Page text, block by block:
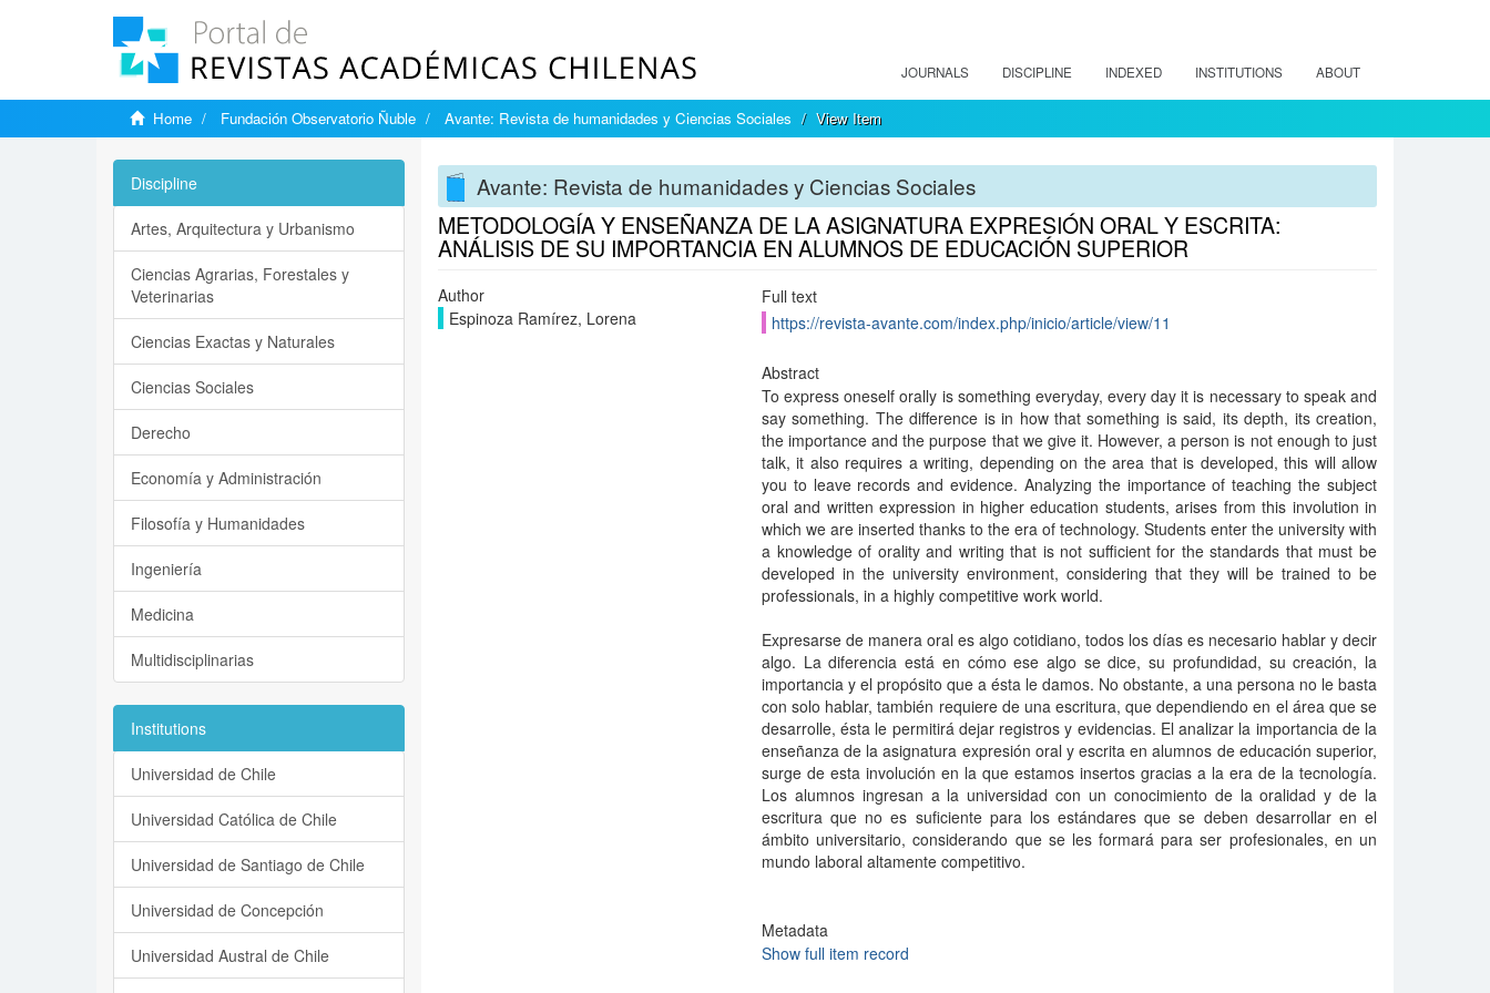
JOURNALS DISCIPLINE INDEXED INSTITUTIONS ABOUT
Home Fundación Observatorio Ñuble Avante: Revista de humanidades y Ciencias Sociales View Item
Avante: Revista de humanidades y Ciencias Sociales
METODOLOGÍA Y ENSEÑANZA DE LA ASIGNATURA EXPRESIÓN ORAL Y ESCRITA:
ANÁLISIS DE SU IMPORTANCIA EN ALUMNOS DE EDUCACIÓN SUPERIOR
Author
Espinoza Ramírez, Lorena
Full text
https://revista-avante.com/index.php/inicio/article/view/11
Abstract
To express oneself orally is something everyday, every day it is necessary to speak and
say something. The difference is in how that something is said, its depth, its creation,
the importance and the purpose that we give it. However, a person is not enough to just
talk, it also requires a writing, depending on the area that is developed, this will allow
you to leave records and evidence. Analyzing the importance of teaching the subject
oral and written expression in higher education students, arises from this involution in
which we are inserted thanks to the era of technology. Students enter the university with
a knowledge of orality and writing that is not sufficient for the standards that must be
developed in the university environment, considering that they will be trained to be
professionals, in a highly competitive work world.
Expresarse de manera oral es algo cotidiano, todos los días es necesario hablar y decir
algo. La diferencia está en cómo ese algo se dice, su profundidad, su creación, la
importancia y el propósito que a ésta le damos. No obstante, a una persona no le basta
con solo hablar, también requiere de una escritura, que dependiendo en el área que se
desarrolle, ésta le permitirá dejar registros y evidencias. El analizar la importancia de la
enseñanza de la asignatura expresión oral y escrita en alumnos de educación superior,
surge de esta involución en la que estamos insertos gracias a la era de la tecnología.
Los alumnos ingresan a la universidad con un conocimiento de la oralidad y de la
escritura que no es suficiente para los estándares que se deben desarrollar en el
ámbito universitario, considerando que se les formará para ser profesionales, en un
mundo laboral altamente competitivo.
Metadata
Show full item record
Discipline
Artes, Arquitectura y Urbanismo
Ciencias Agrarias, Forestales y
Veterinarias
Ciencias Exactas y Naturales
Ciencias Sociales
Derecho
Economía y Administración
Filosofía y Humanidades
Ingeniería
Medicina
Multidisciplinarias
Institutions
Universidad de Chile
Universidad Católica de Chile
Universidad de Santiago de Chile
Universidad de Concepción
Universidad Austral de Chile